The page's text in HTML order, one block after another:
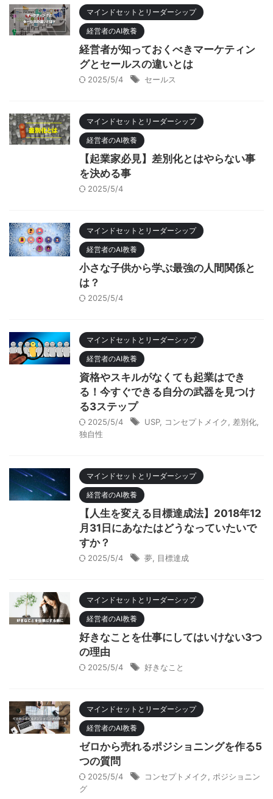
マインドセットとリーダーシップ
経営者のAI教養
経営者が知っておくべきマーケティン
グとセールスの違いとは
2025/5/4 セールス
マインドセットとリーダーシップ
経営者のAI教養
【起業家必見】差別化とはやらない事
を決める事
2025/5/4
マインドセットとリーダーシップ
経営者のAI教養
小さな子供から学ぶ最強の人間関係と
は？
2025/5/4
マインドセットとリーダーシップ
経営者のAI教養
資格やスキルがなくても起業はでき
る！今すぐできる自分の武器を見つけ
る3ステップ
2025/5/4 USP, コンセプトメイク 差別化
独自性
マインドセットとリーダーシップ
経営者のAI教養
【人生を変える目標達成法】2018年12
月31日にあなたはどうなっていたいで
すか？
2025/5/4 夢 目標達成
マインドセットとリーダーシップ
経営者のAI教養
好きなことを仕事にしてはいけない3つ
の理由
2025/5/4 好きなこと
マインドセットとリーダーシップ
経営者のAI教養
ゼロから売れるポジショニングを作る5
つの質問
2025/5/4 コンセプトメイク
ポジショニン
グ